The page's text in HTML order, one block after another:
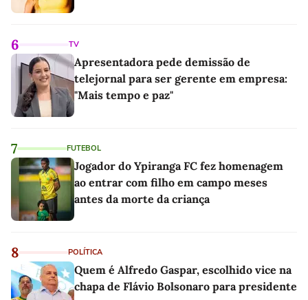
6 TV
Apresentadora pede demissão de
telejornal para ser gerente em empresa:
"Mais tempo e paz"
7 FUTEBOL
Jogador do Ypiranga FC fez homenagem
ao entrar com filho em campo meses
antes da morte da criança
8 POLÍTICA
Quem é Alfredo Gaspar, escolhido vice na
chapa de Flávio Bolsonaro para presidente